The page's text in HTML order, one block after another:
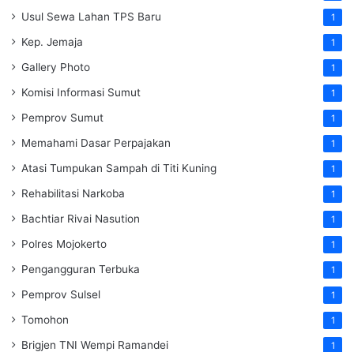
Usul Sewa Lahan TPS Baru 1
Kep. Jemaja 1
Gallery Photo 1
Komisi Informasi Sumut 1
Pemprov Sumut 1
Memahami Dasar Perpajakan 1
Atasi Tumpukan Sampah di Titi Kuning 1
Rehabilitasi Narkoba 1
Bachtiar Rivai Nasution 1
Polres Mojokerto 1
Pengangguran Terbuka 1
Pemprov Sulsel 1
Tomohon 1
Brigjen TNI Wempi Ramandei 1